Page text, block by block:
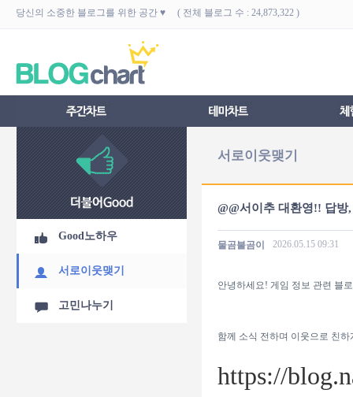
당신의 소중한 블로그를 위한 공간 ♥ ( 전체 블로그 수 : 24,873,322 )
Good노하우
서로이웃맺기
고민나누기
서로이웃맺기
@@서이추 대환영!! 답방
물곰불곰이 2026.05.15 09:31
안녕하세요! 게임 정보 관련 블
함께 소식 전하며 이웃으로 친
https://